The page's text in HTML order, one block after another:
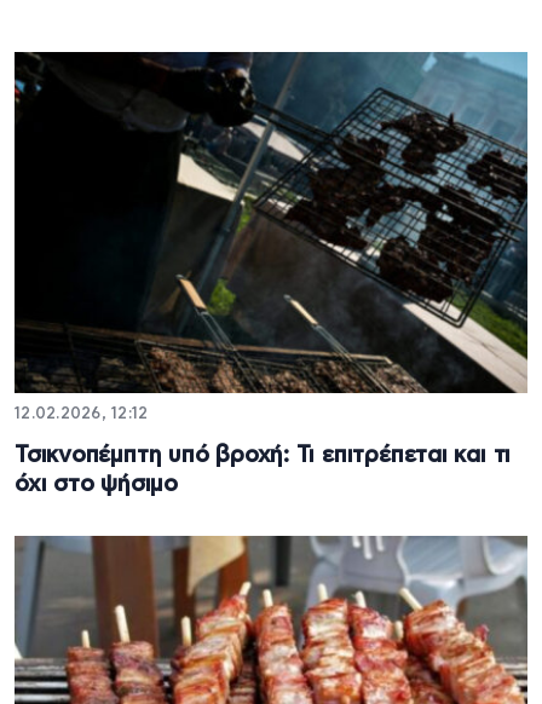
12.02.2026, 12:12
Τσικνοπέμπτη υπό βροχή: Τι επιτρέπεται και τι
όχι στο ψήσιμο